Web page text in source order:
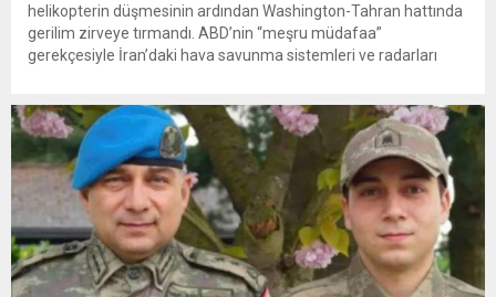
helikopterin düşmesinin ardından Washington-Tahran hattında
gerilim zirveye tırmandı. ABD’nin “meşru müdafaa”
gerekçesiyle İran’daki hava savunma sistemleri ve radarları
yeni bir ABD saldırısına anında yanıt verileceğini duyurdu....